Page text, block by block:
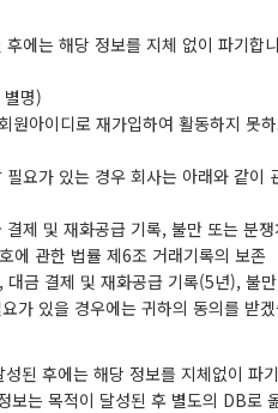
에는 해당 정보를 지체 없이 파기
명)
원아이디로 재가입하여 활동하지 못
요가 있는 경우 회사는 아래와 같
제 및 재화공급 기록, 불만 또는 분
에 관한 법률 제6조 거래기록의 보존
금 결제 및 재화공급 기록(5년), 불
가 있을 경우에는 귀하의 동의를 받
된 후에는 해당 정보를 지체없이 파
보는 목적이 달성된 후 별도의 DB로